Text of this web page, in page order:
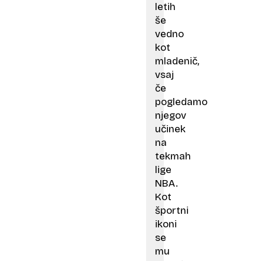
letih
še
vedno
kot
mladenič,
vsaj
če
pogledamo
njegov
učinek
na
tekmah
lige
NBA.
Kot
športni
ikoni
se
mu